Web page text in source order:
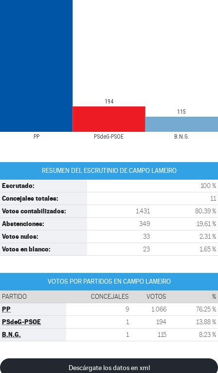
PP PSdeG-PSOE B.N.G.
194
115
RESUMEN DEL ESCRUTINIO DE CAMPO LAMEIRO
Escrutado: 100 %
Concejales totales: 11
Votos contabilizados: 1.431 80,39 %
Abstenciones: 349 19,61 %
Votos nulos: 33 2,31 %
Votos en blanco: 23 1,65 %
VOTOS POR PARTIDOS EN CAMPO LAMEIRO
PARTIDO CONCEJALES VOTOS %
PP 9 1.066 76,25 %
PSdeG-PSOE 1 194 13,88 %
B.N.G. 1 115 8,23 %
Descárgate los datos en xml